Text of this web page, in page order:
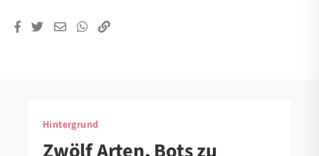
Hintergrund